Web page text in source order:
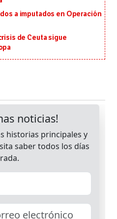
a imputados en Operación
de Ceuta sigue